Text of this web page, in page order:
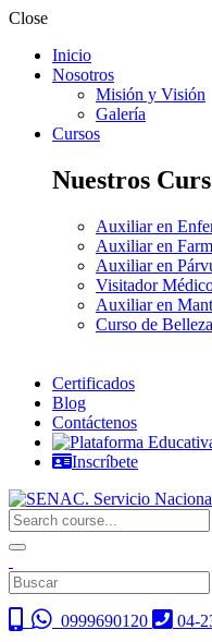
Close
Inicio
Nosotros
Misión y Visión
Galería
Cursos
Nuestros
Auxiliar en
Auxiliar en
Auxiliar en
Visitador
Auxiliar en
Curso de Belleza
Certificados
Blog
Contáctenos
Inscríbete
0999690120
04-